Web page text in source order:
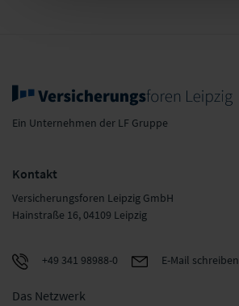
Ein Unternehmen der LF Gruppe
Kontakt
Versicherungsforen Leipzig GmbH
Hainstraße 16, 04109 Leipzig
+49 341 98988-0 E-Mail schreiben
Das Netzwerk